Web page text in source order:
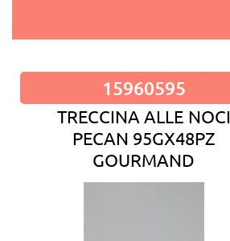
15960595
TRECCINA ALLE NOCI
PECAN 95GX48PZ
GOURMAND